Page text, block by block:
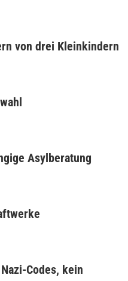
von drei Kleinkindern
Asylberatung
Codes, kein